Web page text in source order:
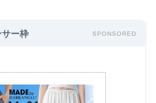
サー枠 SPONSORED